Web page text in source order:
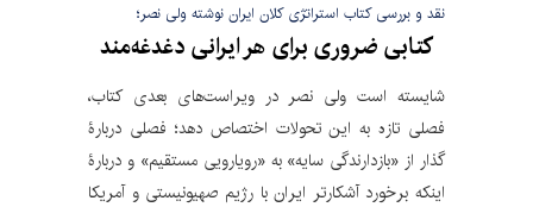
نقد و بررسی کتاب استراتژی کلان ایران نوشته ولی نصر؛
کتابی ضروری برای هر ایرانی دغدغه‌مند
شایسته است ولی نصر در ویراست‌های بعدی کتاب،
فصلی تازه به این تحولات اختصاص دهد؛ فصلی دربارۀ
گذار از «بازدارندگی سایه» به «رویارویی مستقیم» و دربارۀ
اینکه برخورد آشکارتر ایران با رژیم صهیونیستی و آمریکا